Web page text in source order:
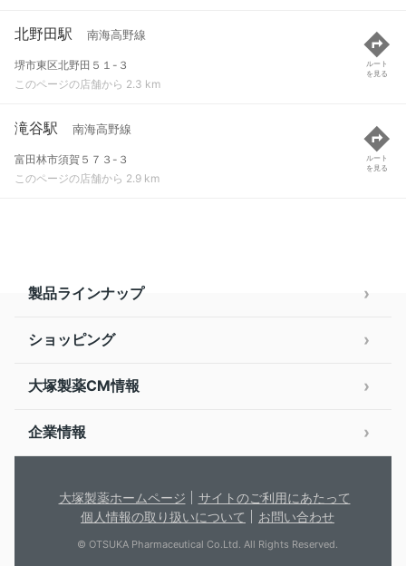
北野田駅 南海高野線
堺市東区北野田５１-３
このページの店舗から 2.3 km
ルート
を見る
滝谷駅 南海高野線
富田林市須賀５７３-３
このページの店舗から 2.9 km
ルート
を見る
製品ラインナップ
ショッピング
大塚製薬CM情報
企業情報
大塚製薬ホームページ
サイトのご利用にあたって
個人情報の取り扱いについて
お問い合わせ
© OTSUKA Pharmaceutical Co.Ltd. All Rights Reserved.